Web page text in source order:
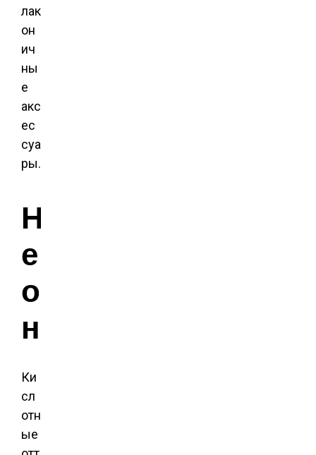
лак
он
ич
ны
е
акс
ес
суа
ры.
Н
е
о
н
Ки
сл
отн
ые